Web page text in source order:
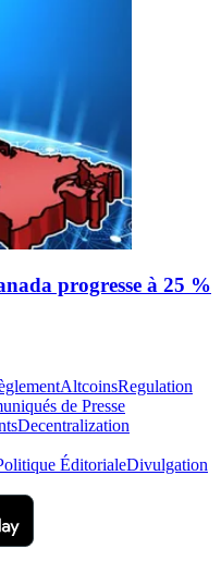
progresse à 25 %
AltcoinsRegulation
de Presse
Decentralization
ÉditorialeDivulgation